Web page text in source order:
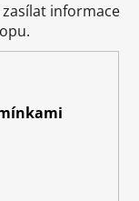
informace